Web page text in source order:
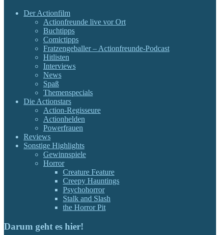
Der Actionfilm
Actionfreunde live vor Ort
Buchtipps
Comictipps
Fratzengeballer – Actionfreunde-Podcast
Hitlisten
Interviews
News
Spaß
Themenspecials
Die Actionstars
Action-Regisseure
Actionhelden
Powerfrauen
Reviews
Sonstige Highlights
Gewinnspiele
Horror
Creature Feature
Creepy Hauntings
Psychohorror
Stalk and Slash
the Horror Pit
Darum geht es hier!